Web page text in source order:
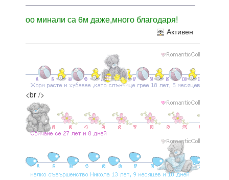
оо минали са 6м даже,много благодаря!
Активен
<br />